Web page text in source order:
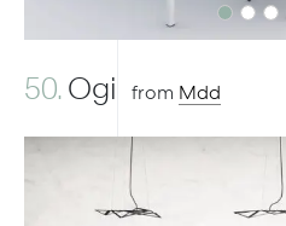
50.Ogi from Mdd